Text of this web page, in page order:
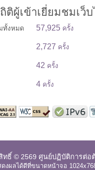
ติผู้เข้าเยี่ยมชมเว็
ทั้งหมด 57,925 ครั้ง
2,727 ครั้ง
42 ครั้ง
4 ครั้ง
ทธิ์ © 2569 ศูนย์ปฏิบัติการต่อ
ดงผลได้ดีที่ขนาดหน้าจอ